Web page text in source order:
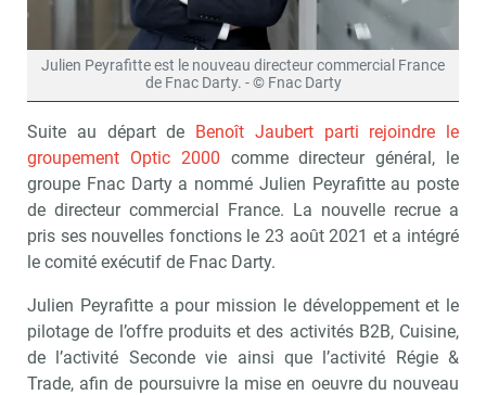
Julien Peyrafitte est le nouveau directeur commercial France
de Fnac Darty. - © Fnac Darty
Suite au départ de Benoît Jaubert parti rejoindre le
groupement Optic 2000 comme directeur général, le
groupe Fnac Darty a nommé Julien Peyrafitte au poste
de directeur commercial France. La nouvelle recrue a
pris ses nouvelles fonctions le 23 août 2021 et a intégré
le comité exécutif de Fnac Darty.
Julien Peyrafitte a pour mission le développement et le
pilotage de l’offre produits et des activités B2B, Cuisine,
de l’activité Seconde vie ainsi que l’activité Régie &
Trade, afin de poursuivre la mise en oeuvre du nouveau